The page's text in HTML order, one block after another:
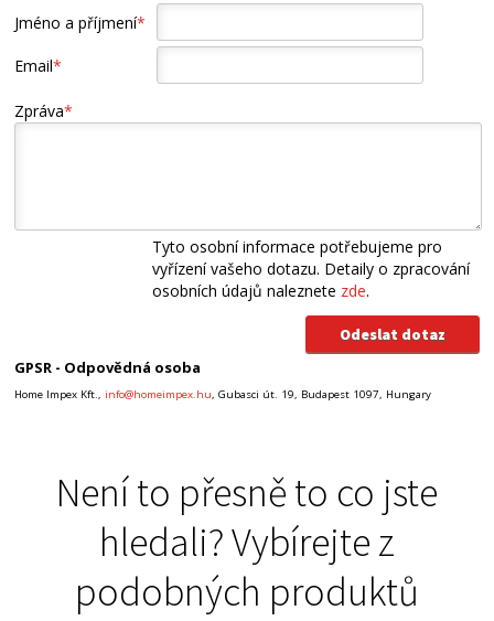
Jméno a příjmení*
Email*
Zpráva*
Tyto osobní informace potřebujeme pro
vyřízení vašeho dotazu. Detaily o zpracování
osobních údajů naleznete zde.
GPSR - Odpovědná osoba
Home Impex Kft., info@homeimpex.hu, Gubasci út. 19, Budapest 1097, Hungary
Není to přesně to co jste
hledali? Vybírejte z
podobných produktů